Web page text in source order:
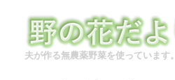
夫が作る無農薬野菜を使っています。